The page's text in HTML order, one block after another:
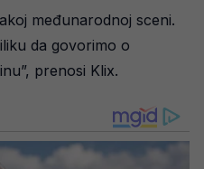
međunarodnoj sceni.
da govorimo o
prenosi Klix.